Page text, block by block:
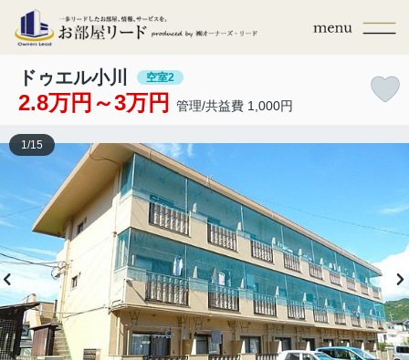
ドゥエル小川 空室2
2.8万円～3万円 管理/共益費 1,000円
1 /15